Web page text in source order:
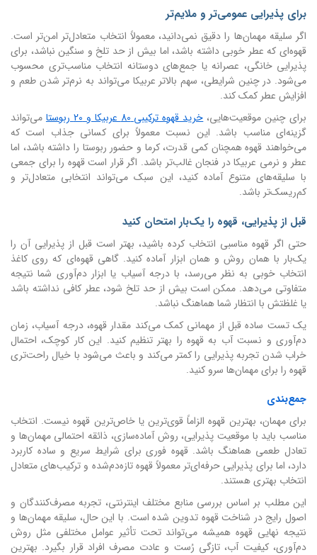
برای پذیرایی عمومی‌تر و ملایم‌تر
اگر سلیقه مهمان‌ها را دقیق نمی‌دانید، معمولاً انتخاب متعادل‌تر امن‌تر است.
قهوه‌ای که عطر خوبی داشته باشد، اما بیش از حد تلخ و سنگین نباشد، برای
پذیرایی خانگی، عصرانه یا جمع‌های دوستانه انتخاب مناسب‌تری محسوب
می‌شود. در چنین شرایطی، سهم بالاتر عربیکا می‌تواند به نرم‌تر شدن طعم و
افزایش عطر کمک کند.
برای چنین موقعیت‌هایی،خرید قهوه ترکیبی 80 عربیکا و 20 ربوستا
می‌تواند
گزینه‌ای مناسب باشد. این نسبت معمولاً برای کسانی جذاب است که
می‌خواهند قهوه همچنان کمی قدرت، کرما و حضور ربوستا را داشته باشد، اما
عطر و نرمی عربیکا در فنجان غالب‌تر باشد. اگر قرار است قهوه را برای جمعی
با سلیقه‌های متنوع آماده کنید، این سبک می‌تواند انتخابی متعادل‌تر و
کم‌ریسک‌تر باشد.
قبل از پذیرایی، قهوه را یک‌بار امتحان کنید
حتی اگر قهوه مناسبی انتخاب کرده باشید، بهتر است قبل از پذیرایی آن را
یک‌بار با همان روش و همان ابزار آماده کنید. گاهی قهوه‌ای که روی کاغذ
انتخاب خوبی به نظر می‌رسد، با درجه آسیاب یا ابزار دم‌آوری شما نتیجه
متفاوتی می‌دهد. ممکن است بیش از حد تلخ شود، عطر کافی نداشته باشد
یا غلظتش با انتظار شما هماهنگ نباشد.
یک تست ساده قبل از مهمانی کمک می‌کند مقدار قهوه، درجه آسیاب، زمان
دم‌آوری و نسبت آب به قهوه را بهتر تنظیم کنید. این کار کوچک، احتمال
خراب شدن تجربه پذیرایی را کمتر می‌کند و باعث می‌شود با خیال راحت‌تری
قهوه را برای مهمان‌ها سرو کنید.
جمع‌بندی
برای مهمان، بهترین قهوه الزاماً قوی‌ترین یا خاص‌ترین قهوه نیست. انتخاب
مناسب باید با موقعیت پذیرایی، روش آماده‌سازی، ذائقه احتمالی مهمان‌ها و
تعادل طعمی هماهنگ باشد. قهوه فوری برای شرایط سریع و ساده کاربرد
دارد، اما برای پذیرایی حرفه‌ای‌تر معمولاً قهوه تازه‌دم‌شده و ترکیب‌های متعادل
انتخاب بهتری هستند.
این مطلب بر اساس بررسی منابع مختلف اینترنتی، تجربه مصرف‌کنندگان و
اصول رایج در شناخت قهوه تدوین شده است. با این حال، سلیقه مهمان‌ها و
نتیجه نهایی قهوه همیشه می‌تواند تحت تأثیر عوامل مختلفی مثل روش
دم‌آوری، کیفیت آب، تازگی رُست و عادت مصرف افراد قرار بگیرد. بهترین